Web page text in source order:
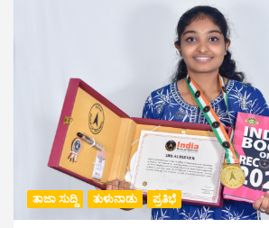
ತಾಜಾ ಸುದ್ದಿ ತುಳುನಾಡು ಪ್ರತಿಭೆ